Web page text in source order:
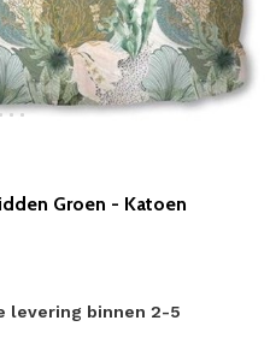
Groen - Katoen
levering binnen 2-5